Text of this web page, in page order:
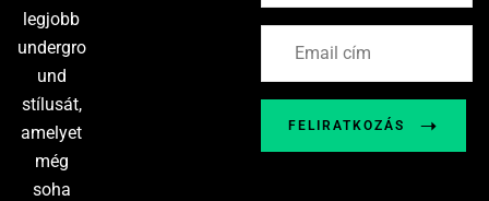
legjobb
undergro
und
stílusát,
amelyet
még
soha
FELIRATKOZÁS